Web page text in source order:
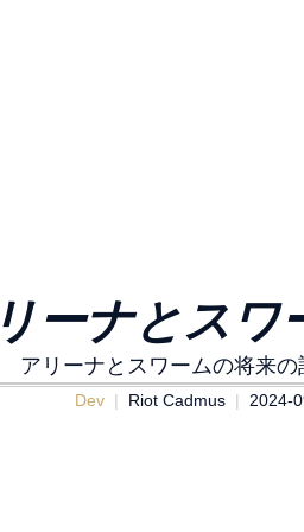
ーナとスワ
アリーナとスワームの将来
Dev Riot Cadmus 2024-